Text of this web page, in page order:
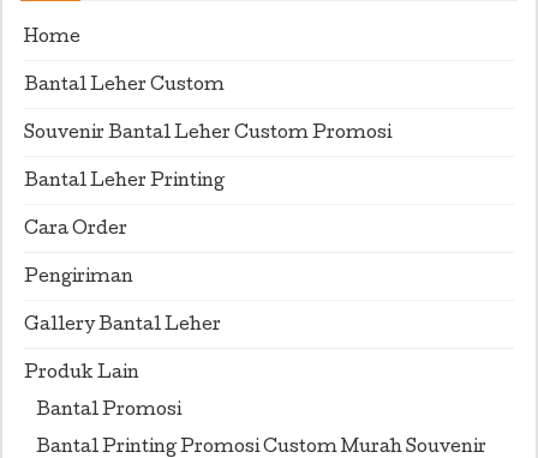
Home
Bantal Leher Custom
Souvenir Bantal Leher Custom Promosi
Bantal Leher Printing
Cara Order
Pengiriman
Gallery Bantal Leher
Produk Lain
Bantal Promosi
Bantal Printing Promosi Custom Murah Souvenir